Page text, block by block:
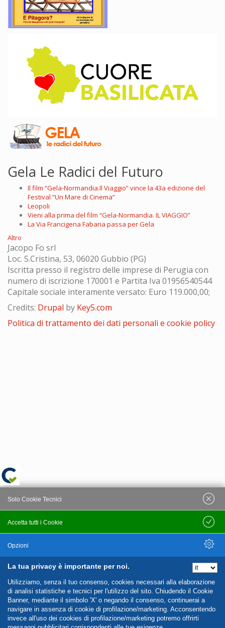
Gela Le Radici del Futuro
Il film “Gela-Normandia.Il Viaggio” vince la 43a edizione del
Festival “Un Mare di Cinema”
Leopoli
Vieni alla prima del film “Gela-Normandia. IL VIAGGIO”
La Via Francigena Fabaria passa per Gela
Altro
Jacopo Fo srl
Loc. S.Cristina, 53, 06020 Gubbio (PG)
Iscritta presso il registro delle imprese di Perugia con
numero di iscrizione 170001 e Partita Iva 01956540544
Capitale sociale interamente versato: Euro 119.000,00;
Credits: Drupal by Key5.com
Politica di trattamento dei dati personali e cookie policy
La tua privacy è importante per noi.
Utilizziamo, senza il tuo consenso, cookies necessari alla elaborazione
di analisi statistiche e tecnici per l'utilizzo del sito. Chiudendo il Cookie
Banner, mediante il simbolo 'X' o negando il consenso, continuerai a
navigare in assenza di cookie di profilazione/marketing. Acconsentendo
invece all'uso dei cookies di profilazione/marketing potremo offrirti
Accetta tutti i Cookie
Solo Cookie Tecnici
Salva
Opzioni
Nascondi Opzioni